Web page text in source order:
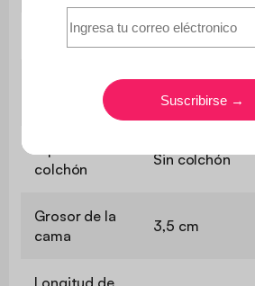
Tipo de cama Ocasionalmente
Equilibrado
colchón
Sin colchón
Grosor de la
cama
3,5 cm
Longitud de